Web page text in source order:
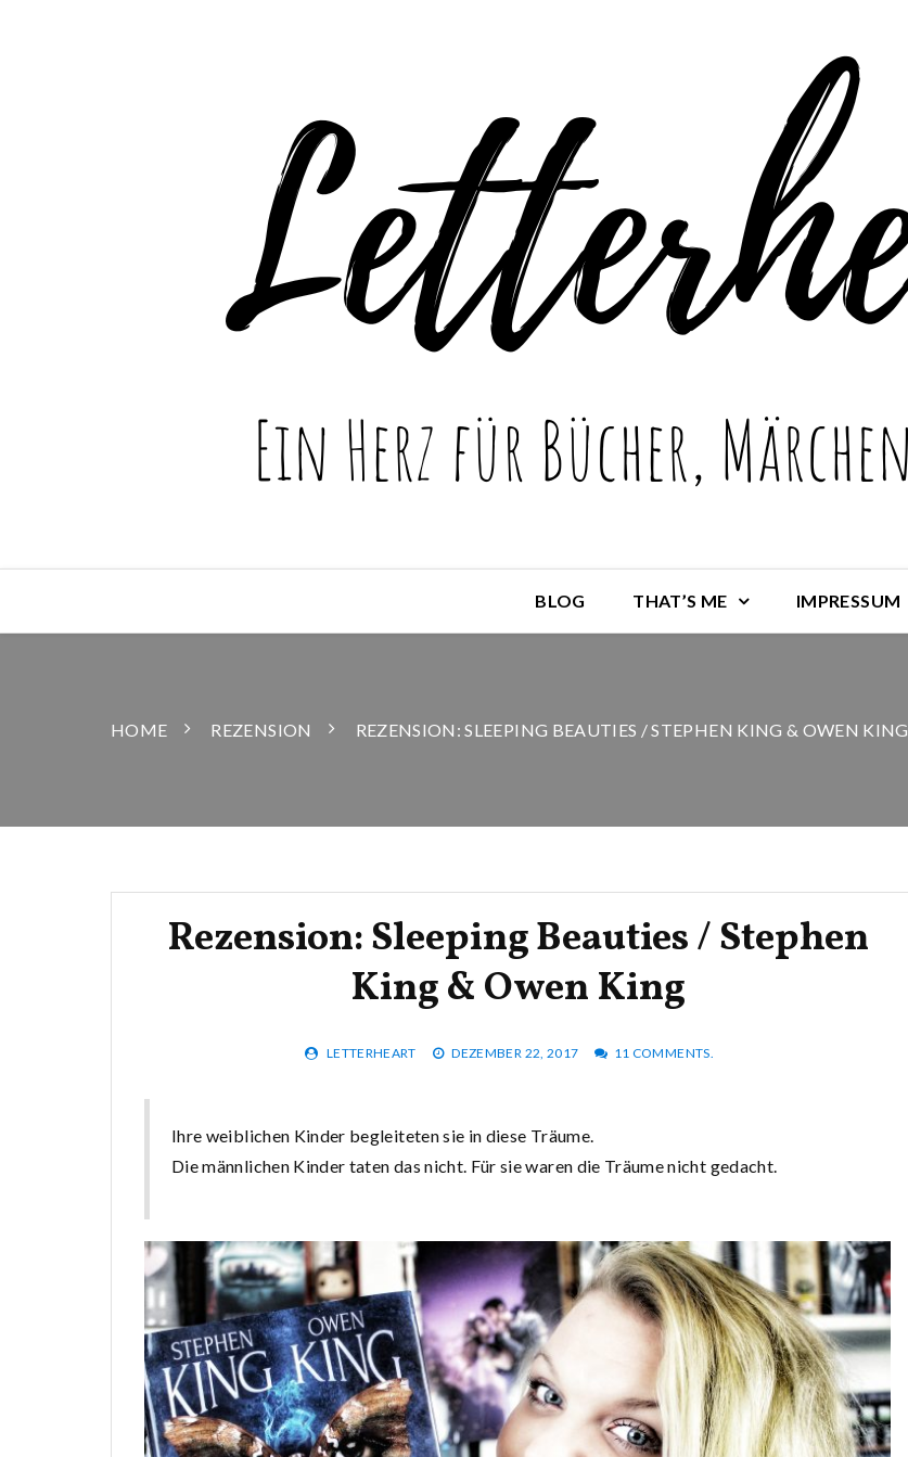
BLOG THAT’S ME IMPRESSUM
HOME REZENSION REZENSION: SLEEPING BEAUTIES / STEPHEN KING & OWEN KING
Rezension: Sleeping Beauties / Stephen
King & Owen King
LETTERHEART DEZEMBER 22, 2017 11 COMMENTS.
Ihre weiblichen Kinder begleiteten sie in diese Träume.
Die männlichen Kinder taten das nicht. Für sie waren die Träume nicht gedacht.